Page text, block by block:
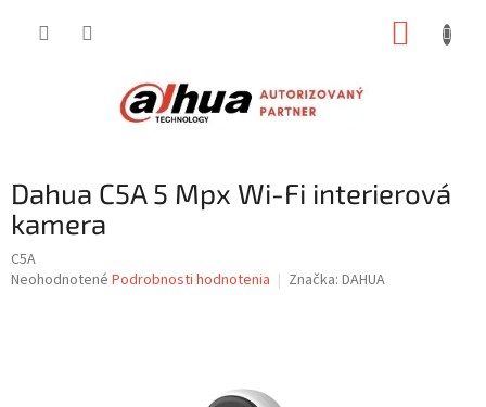
Dahua C5A 5 Mpx Wi-Fi interierová
kamera
C5A
Priemerné
Neohodnotené Podrobnosti hodnotenia Značka: DAHUA